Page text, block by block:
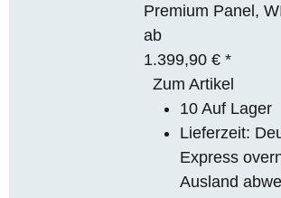
Premium Panel,
ab
1.399,90 €*
Zum Artikel
10 Auf Lager
Lieferzeit:
Express
Ausland